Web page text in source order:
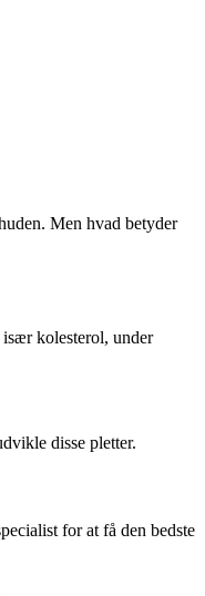
Men hvad betyder
især kolesterol, under
disse pletter.
for at få den bedste